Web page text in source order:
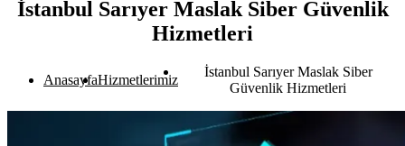
İstanbul Sarıyer Maslak Siber Güvenlik
Hizmetleri
AnasayfaHizmetlerimiz
İstanbul Sarıyer Maslak Siber
Güvenlik Hizmetleri